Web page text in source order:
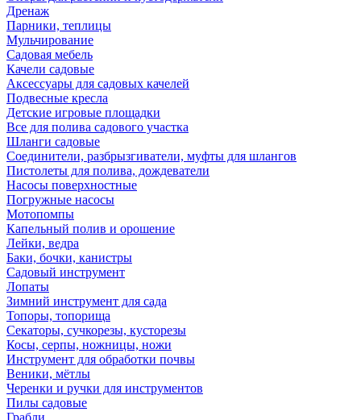
Дренаж
Парники, теплицы
Мульчирование
Садовая мебель
Качели садовые
Аксессуары для садовых качелей
Подвесные кресла
Детские игровые площадки
Все для полива садового участка
Шланги садовые
Соединители, разбрызгиватели, муфты для шлангов
Пистолеты для полива, дождеватели
Насосы поверхностные
Погружные насосы
Мотопомпы
Капельный полив и орошение
Лейки, ведра
Баки, бочки, канистры
Садовый инструмент
Лопаты
Зимний инструмент для сада
Топоры, топорища
Секаторы, сучкорезы, кусторезы
Косы, серпы, ножницы, ножи
Инструмент для обработки почвы
Веники, мётлы
Черенки и ручки для инструментов
Пилы садовые
Грабли